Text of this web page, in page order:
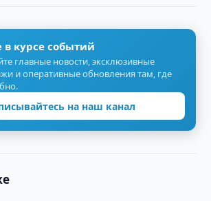
в курсе событий
главные новости, эксклюзивные
и оперативные обновления там, где
на наш канал